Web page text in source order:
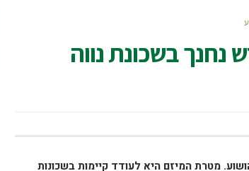
נחנך בשכונת נווה
מטרת המיזם היא לעודד קיימות בשכונות